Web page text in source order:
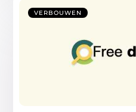
VERBOUWEN